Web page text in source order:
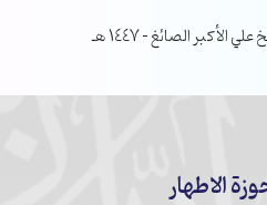
الصائغ – 1447 هـ
الاطهار